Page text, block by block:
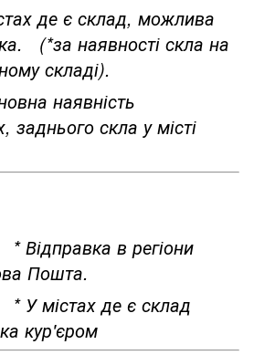
де є склад, можлива
(*за наявності скла на
складі).
заднього скла у місті
в регіони
Пошта.
де є склад
кур'єром